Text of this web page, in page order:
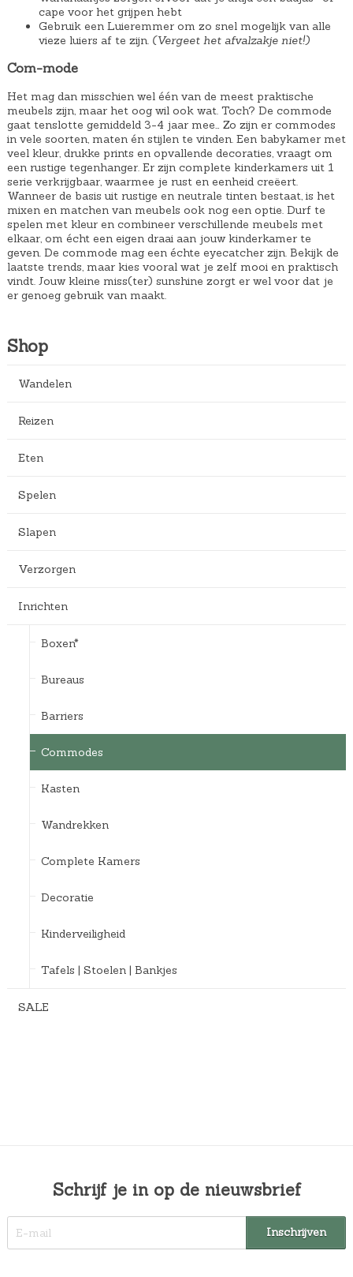
cape voor het grijpen hebt
Gebruik een Luieremmer om zo snel mogelijk van alle
vieze luiers af te zijn. (Vergeet het afvalzakje niet!)
Com-mode
Het mag dan misschien wel één van de meest praktische
meubels zijn, maar het oog wil ook wat. Toch? De commode
gaat tenslotte gemiddeld 3-4 jaar mee… Zo zijn er commodes
in vele soorten, maten én stijlen te vinden. Een babykamer met
veel kleur, drukke prints en opvallende decoraties, vraagt om
een rustige tegenhanger. Er zijn complete kinderkamers uit 1
serie verkrijgbaar, waarmee je rust en eenheid creëert.
Wanneer de basis uit rustige en neutrale tinten bestaat, is het
mixen en matchen van meubels ook nog een optie. Durf te
spelen met kleur en combineer verschillende meubels met
elkaar, om écht een eigen draai aan jouw kinderkamer te
geven. De commode mag een échte eyecatcher zijn. Bekijk de
laatste trends, maar kies vooral wat je zelf mooi en praktisch
vindt. Jouw kleine miss(ter) sunshine zorgt er wel voor dat je
er genoeg gebruik van maakt.
Shop
Wandelen
Reizen
Eten
Spelen
Slapen
Verzorgen
Inrichten
Boxen*
Bureaus
Barriers
Commodes
Kasten
Wandrekken
Complete Kamers
Decoratie
Kinderveiligheid
Tafels | Stoelen | Bankjes
SALE
Schrijf je in op de nieuwsbrief